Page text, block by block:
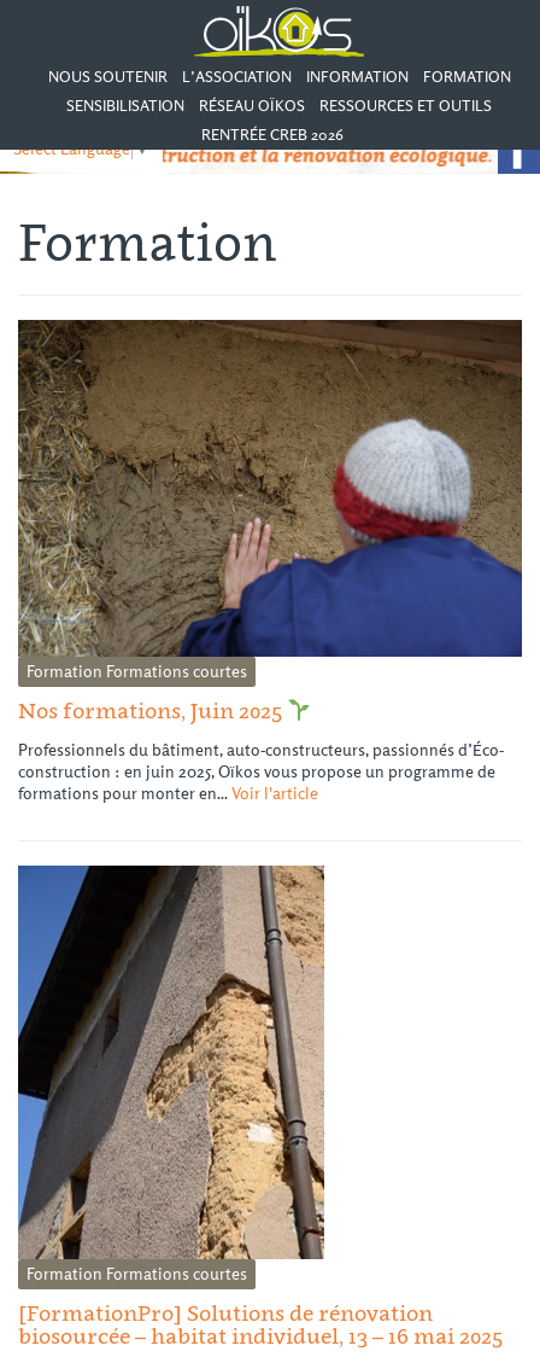
NOUS SOUTENIR L’ASSOCIATION INFORMATION
FORMATION
SENSIBILISATION
RÉSEAU OÏKOS
RESSOURCES ET OUTILS
RENTRÉE CREB 2026
Select Language▼
Formation
Formation Formations courtes
Nos formations, Juin 2025
Professionnels du bâtiment, auto-constructeurs, passionnés d’Éco-
construction : en juin 2025, Oïkos vous propose un programme de
formations pour monter en...Voir l'article
Formation Formations courtes
[FormationPro] Solutions de rénovation
biosourcée – habitat individuel, 13 – 16 mai 2025